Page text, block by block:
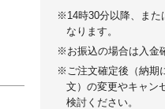
※14時30分以降、また
なります。
※お振込の場合は入金
※ご注文確定後（納期
文）の変更やキャン
検討ください。